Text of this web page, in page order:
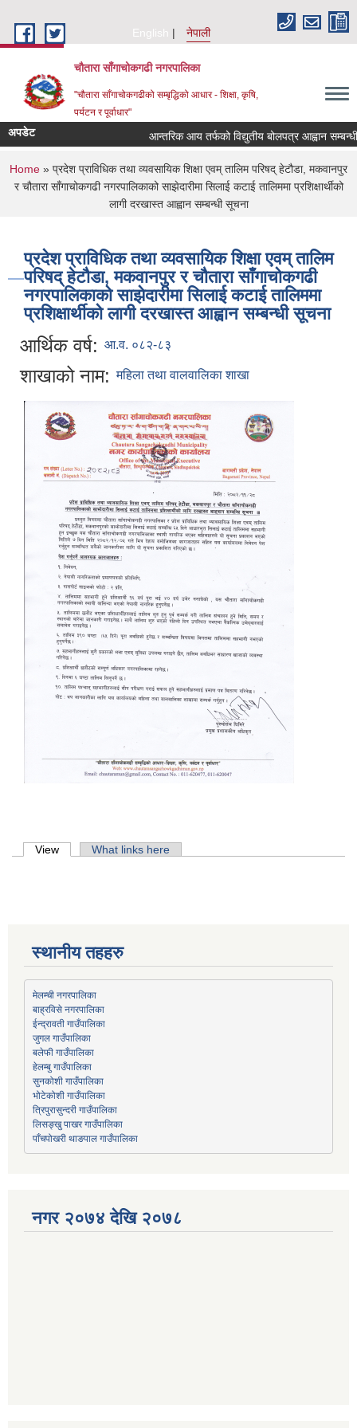
English
नेपाली
चौतारा साँगाचोकगढी नगरपालिका
"चौतारा साँगाचोकगढीको सम्बृद्धिको आधार - शिक्षा, कृषि,
पर्यटन र पूर्वाधार"
अपडेट आन्तरिक आय तर्फको विद्युतीय बोलपत्र आह्वान सम्बन्धी
You are here
Home » प्रदेश प्राविधिक तथा व्यवसायिक शिक्षा एवम् तालिम परिषद् हेटौडा, मकवानपुर
र चौतारा साँगाचोकगढी नगरपालिकाको साझेदारीमा सिलाई कटाई तालिममा प्रशिक्षार्थीको
लागी दरखास्त आह्वान सम्बन्धी सूचना
प्रदेश प्राविधिक तथा व्यवसायिक शिक्षा एवम् तालिम
परिषद् हेटौडा, मकवानपुर र चौतारा साँगाचोकगढी
नगरपालिकाको साझेदारीमा सिलाई कटाई तालिममा
प्रशिक्षार्थीको लागी दरखास्त आह्वान सम्बन्धी सूचना
आर्थिक वर्ष: आ.व. ०८२-८३
शाखाको नाम: महिला तथा वालवालिका शाखा
Primary tabs
View (active tab)What links here
स्थानीय तहहरु
मेलम्ची नगरपालिका
बाह्रविसे नगरपालिका
ईन्द्रावती गाउँपालिका
जुगल गाउँपालिका
बलेफी गाउँपालिका
हेलम्बु गाउँपालिका
सुनकोशी गाउँपालिका
भोटेकोशी गाउँपालिका
त्रिपुरासुन्दरी गाउँपालिका
लिसङ्खु पाखर गाउँपालिका
पाँचपोखरी थाङपाल गाउँपालिका
नगर २०७४ देखि २०७८